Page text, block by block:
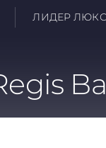
ЛИДЕР